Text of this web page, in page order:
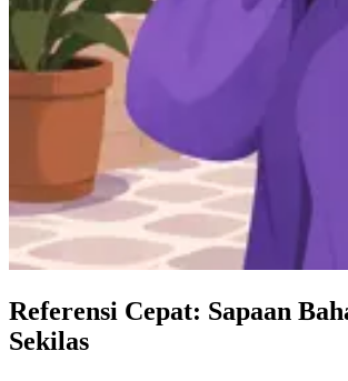
Referensi Cepat: Sapaan
Sekilas